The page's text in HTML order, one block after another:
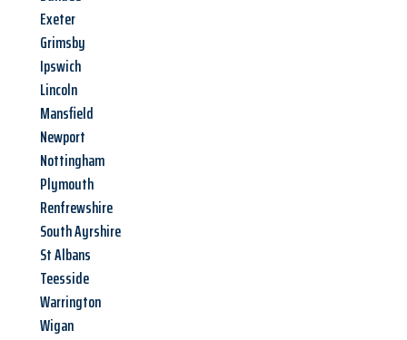
Exeter
Grimsby
Ipswich
Lincoln
Mansfield
Newport
Nottingham
Plymouth
Renfrewshire
South Ayrshire
St Albans
Teesside
Warrington
Wigan